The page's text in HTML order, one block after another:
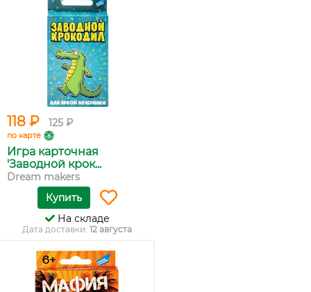
118 ₽ 125 ₽
по карте
Игра карточная
'Заводной крок...
Dream makers
Купить
На складе
Дата доставки: 12 августа